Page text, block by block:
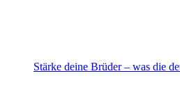
Stärke deine Brüder – was die